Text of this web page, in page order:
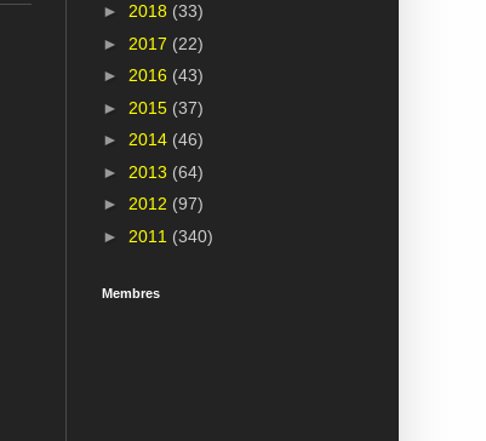
► 2018 (33)
► 2017 (22)
► 2016 (43)
► 2015 (37)
► 2014 (46)
► 2013 (64)
► 2012 (97)
► 2011 (340)
Membres